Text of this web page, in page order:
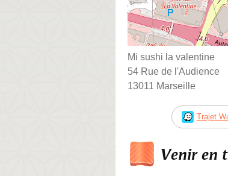
Mi sushi la valentine
54 Rue de l'Audience
13011 Marseille
Trajet
Venir en